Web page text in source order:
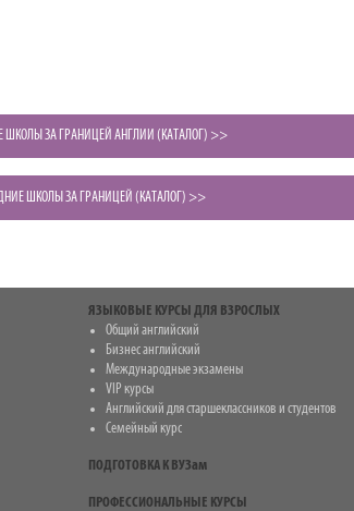
ШКОЛЫ ЗА ГРАНИЦЕЙ АНГЛИИ (КАТАЛОГ) >>
ШКОЛЫ ЗА ГРАНИЦЕЙ (КАТАЛОГ) >>
ЯЗЫКОВЫЕ КУРСЫ ДЛЯ ВЗРОСЛЫХ
Общий английский
Бизнес английский
Международные экзамены
VIP курсы
Английский для старшеклассников и студентов
Семейный курс
ПОДГОТОВКА К ВУЗам
ПРОФЕССИОНАЛЬНЫЕ КУРСЫ